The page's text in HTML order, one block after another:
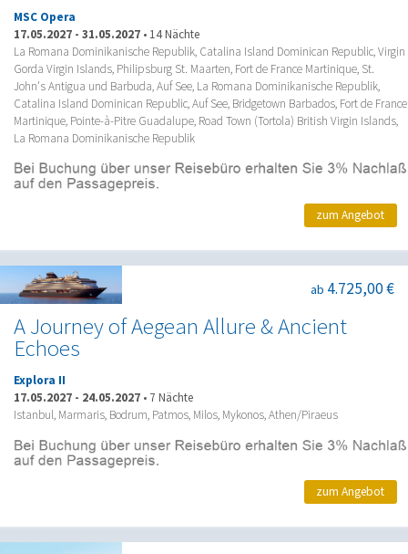
MSC Opera
17.05.2027 - 31.05.2027 • 14 Nächte
La Romana Dominikanische Republik, Catalina Island Dominican Republic, Virgin
Gorda Virgin Islands, Philipsburg St. Maarten, Fort de France Martinique, St.
John's Antigua und Barbuda, Auf See, La Romana Dominikanische Republik,
Catalina Island Dominican Republic, Auf See, Bridgetown Barbados, Fort de France
Martinique, Pointe-à-Pitre Guadalupe, Road Town (Tortola) British Virgin Islands,
La Romana Dominikanische Republik
zum Angebot
A Journey of Aegean Allure & Ancient
Echoes
ab 4.725,00 €
Explora II
17.05.2027 - 24.05.2027 • 7 Nächte
Istanbul, Marmaris, Bodrum, Patmos, Milos, Mykonos, Athen/Piraeus
zum Angebot